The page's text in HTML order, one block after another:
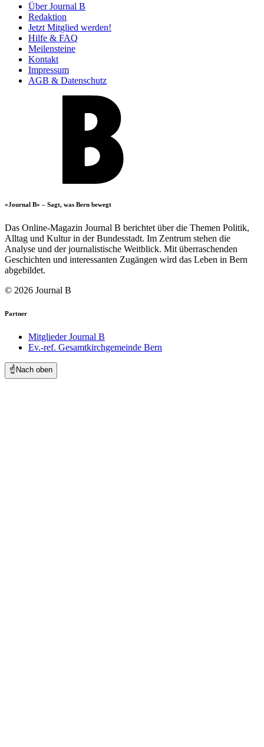
Über Journal B
Redaktion
Jetzt Mitglied werden!
Hilfe & FAQ
Meilensteine
Kontakt
Impressum
AGB & Datenschutz
«Journal B» – Sagt, was Bern bewegt
Das Online-Magazin Journal B berichtet über die Themen Politik,
Alltag und Kultur in der Bundesstadt. Im Zentrum stehen die
Analyse und der journalistische Weitblick. Mit überraschenden
Geschichten und interessanten Zugängen wird das Leben in Bern
abgebildet.
© 2026 Journal B
Partner
Mitglieder Journal B
Ev.-ref. Gesamtkirchgemeinde Bern
☝️ Nach oben